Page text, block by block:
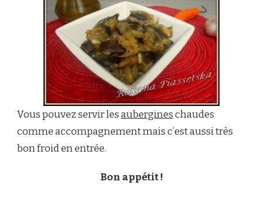
Vous pouvez servir lesaubergineschaudes
comme accompagnement mais c’est aussi très
bon froid en entrée.
Bon appétit !